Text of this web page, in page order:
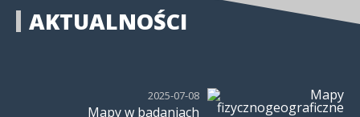
AKTUALNOŚCI
2025-07-08
Mapy w badaniach